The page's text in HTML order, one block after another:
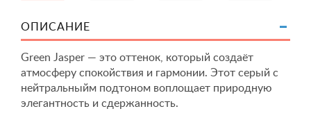
ОПИСАНИЕ
Green Jasper — это оттенок, который создаёт
атмосферу спокойствия и гармонии. Этот серый с
нейтральныйм подтоном воплощает природную
элегантность и сдержанность.